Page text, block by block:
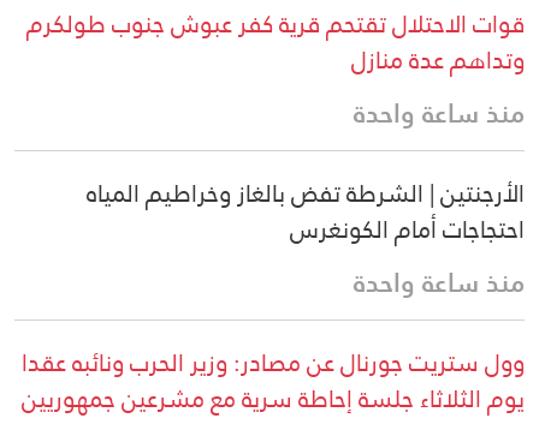
قوات الاحتلال تقتحم قرية كفر عبوش جنوب طولكرم
وتداهم عدة منازل
منذ ساعة واحدة
الأرجنتين | الشرطة تفض بالغاز وخراطيم المياه
احتجاجات أمام الكونغرس
منذ ساعة واحدة
وول ستريت جورنال عن مصادر: وزير الحرب ونائبه عقدا
يوم الثلاثاء جلسة إحاطة سرية مع مشرعين جمهوريين